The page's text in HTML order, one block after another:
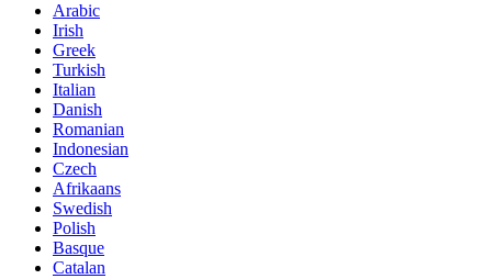
Arabic
Irish
Greek
Turkish
Italian
Danish
Romanian
Indonesian
Czech
Afrikaans
Swedish
Polish
Basque
Catalan